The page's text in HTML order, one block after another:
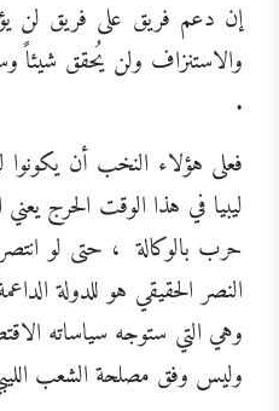
إن دعم فريق على فريق لن
والاستنزاف ولن يُحقق
.
فعلى هؤلاء النخب أن يكونوا
ليبيا في هذا الوقت الحرج يعني
حرب بالوكالة ، حتى لو
النصر الحقيقي هو للدولة
وهي التي ستوجه سياساته
وليس وفق مصلحة الشعب